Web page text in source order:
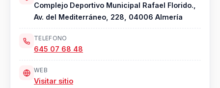
Complejo Deportivo Municipal Rafael Florido.,
Av. del Mediterráneo, 228, 04006 Almería
TELEFONO
645 07 68 48
WEB
Visitar sitio